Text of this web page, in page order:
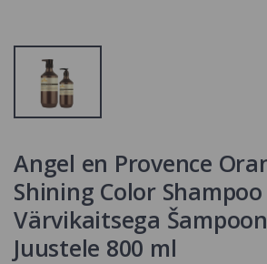
Angel en Provence
Shining Color Shampoo
Värvikaitsega
Juustele 800 ml
Marine Depth
Juustele